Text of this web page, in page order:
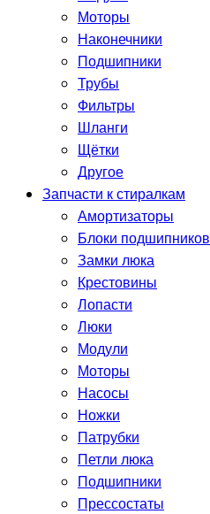
Моторы
Наконечники
Подшипники
Трубы
Фильтры
Шланги
Щётки
Другое
Запчасти к стиралкам
Амортизаторы
Блоки подшипников
Замки люка
Крестовины
Лопасти
Люки
Модули
Моторы
Насосы
Ножки
Патрубки
Петли люка
Подшипники
Прессостаты